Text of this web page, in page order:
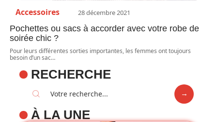
Accessoires 28 décembre 2021
Pochettes ou sacs à accorder avec votre robe de
soirée chic ?
Pour leurs différentes sorties importantes, les femmes ont toujours
besoin d’un sac…
RECHERCHE
À LA UNE